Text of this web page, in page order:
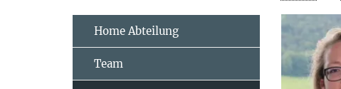
Home Abteilung
Team